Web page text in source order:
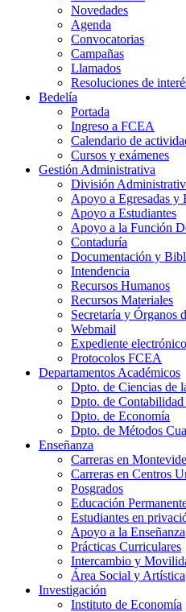
Novedades
Agenda
Convocatorias
Campañas
Llamados
Resoluciones de
Bedelía
Portada
Ingreso a FCEA
Calendario de
Cursos y exámenes
Gestión Administrativa
División
Apoyo a Egresadas y
Apoyo a Estudiantes
Apoyo a la Función
Contaduría
Documentación y
Intendencia
Recursos Humanos
Recursos Materiales
Secretaría y Órganos
Webmail
Expediente electrónico
Protocolos FCEA
Departamentos Académicos
Dpto. de Ciencias de
Dpto. de
Dpto. de Economía
Dpto. de Métodos
Enseñanza
Carreras en
Carreras en Centros
Posgrados
Educación
Estudiantes en
Apoyo a la Enseñanza
Prácticas Curriculares
Intercambio y
Área Social y Artística
Investigación
Instituto de Economía